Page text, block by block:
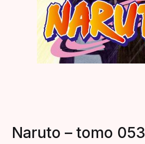
Naruto – tomo 053